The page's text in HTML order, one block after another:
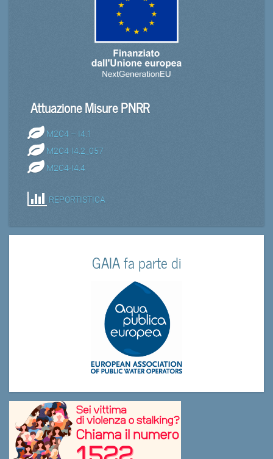
Attuazione Misure PNRR
M2C4 – I4.1
M2C4-I4.2_057
M2C4-I4.4
REPORTISTICA
GAIA fa parte di